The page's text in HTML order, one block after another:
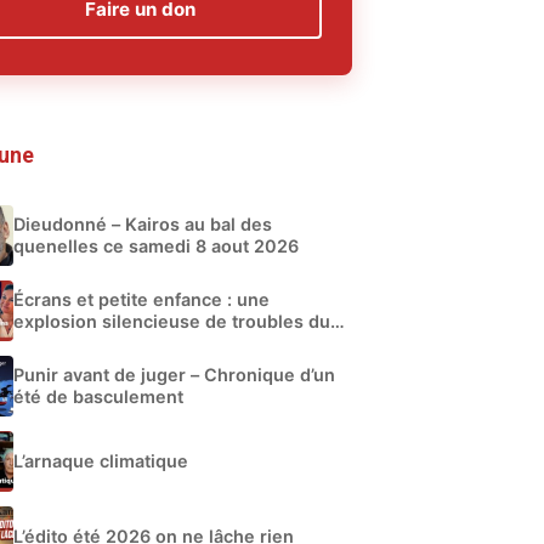
Faire un don
Dieudonné – Kairos au bal des
quenelles ce samedi 8 aout 2026
Écrans et petite enfance : une
explosion silencieuse de troubles du
Punir avant de juger – Chronique d’un
été de basculement
L’arnaque climatique
L’édito été 2026 on ne lâche rien